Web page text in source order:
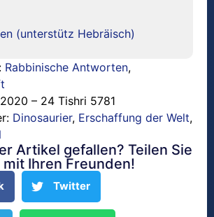
(unterstütz Hebräisch)
Rabbinische Antworten,
– 24 Tishri 5781
Dinosaurier, Erschaffung der Welt,
Artikel gefallen? Teilen Sie
mit Ihren Freunden!
Twitter